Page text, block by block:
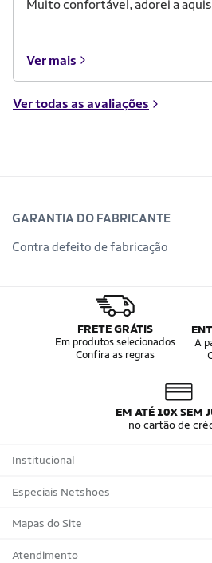
Muito confortável, adorei a
Ver mais
Ver todas as avaliações
GARANTIA DO FABRICANTE
Contra defeito de fabricação
FRETE GRÁTIS
Em produtos selecionados
Confira as regras
A
EM ATÉ 10X SEM
no cartão de
Institucional
Sobre a Netshoes
Política de Privacidade
Programa de Afiliados
Especiais Netshoes
Suplementos
Corrida
Mapas do Site
Marcas
Atendimento